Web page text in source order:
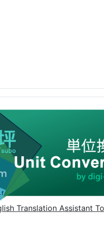
Translation Assistant